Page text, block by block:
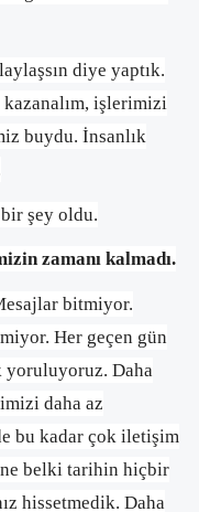
diye yaptık.
kazanalım, işlerimizi
buydu. İnsanlık
şey oldu.
zamanı kalmadı.
bitmiyor.
Her geçen gün
yoruluyoruz. Daha
daha az
bu kadar çok iletişim
belki tarihin hiçbir
hissetmedik. Daha